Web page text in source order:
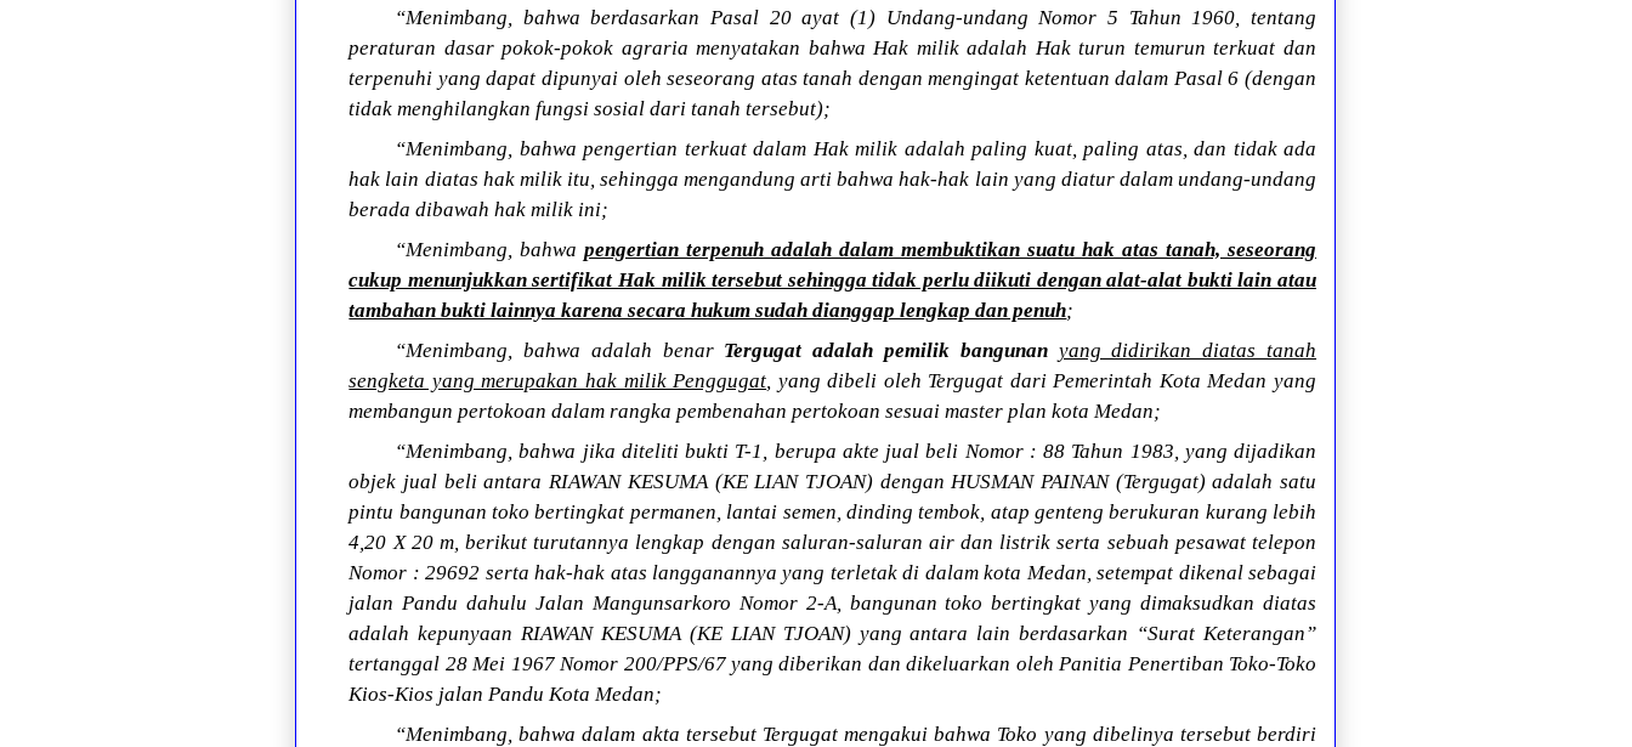
“Menimbang, bahwa berdasarkan Pasal 20 ayat (1) Undang-undang Nomor 5 Tahun 1960, tentang
peraturan dasar pokok-pokok agraria menyatakan bahwa Hak milik adalah Hak turun temurun terkuat dan
terpenuhi yang dapat dipunyai oleh seseorang atas tanah dengan mengingat ketentuan dalam Pasal 6 (dengan
tidak menghilangkan fungsi sosial dari tanah tersebut);
“Menimbang, bahwa pengertian terkuat dalam Hak milik adalah paling kuat, paling atas, dan tidak ada
hak lain diatas hak milik itu, sehingga mengandung arti bahwa hak-hak lain yang diatur dalam undang-undang
berada dibawah hak milik ini;
“Menimbang, bahwapengertian terpenuh adalah dalam membuktikan suatu hak atas tanah, seseorang
cukup menunjukkan sertifikat Hak milik tersebut sehingga tidak perlu diikuti dengan alat-alat bukti lain atau
tambahan bukti lainnya karena secara hukum sudah dianggap lengkap dan penuh;
“Menimbang, bahwa adalah benar Tergugat adalah pemilik bangunan yang didirikan diatas tanah
sengketa yang merupakan hak milik Penggugat, yang dibeli oleh Tergugat dari Pemerintah Kota Medan yang
membangun pertokoan dalam rangka pembenahan pertokoan sesuai master plan kota Medan;
“Menimbang, bahwa jika diteliti bukti T-1, berupa akte jual beli Nomor : 88 Tahun 1983, yang dijadikan
objek jual beli antara RIAWAN KESUMA (KE LIAN TJOAN) dengan HUSMAN PAINAN (Tergugat) adalah satu
pintu bangunan toko bertingkat permanen, lantai semen, dinding tembok, atap genteng berukuran kurang lebih
4,20 X 20 m, berikut turutannya lengkap dengan saluran-saluran air dan listrik serta sebuah pesawat telepon
Nomor : 29692 serta hak-hak atas langganannya yang terletak di dalam kota Medan, setempat dikenal sebagai
jalan Pandu dahulu Jalan Mangunsarkoro Nomor 2-A, bangunan toko bertingkat yang dimaksudkan diatas
adalah kepunyaan RIAWAN KESUMA (KE LIAN TJOAN) yang antara lain berdasarkan “Surat Keterangan”
tertanggal 28 Mei 1967 Nomor 200/PPS/67 yang diberikan dan dikeluarkan oleh Panitia Penertiban Toko-Toko
Kios-Kios jalan Pandu Kota Medan;
“Menimbang, bahwa dalam akta tersebut Tergugat mengakui bahwa Toko yang dibelinya tersebut berdiri